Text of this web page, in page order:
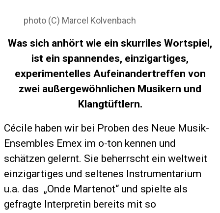
photo (C) Marcel Kolvenbach
Was sich anhört wie ein skurriles Wortspiel,
ist ein spannendes, einzigartiges,
experimentelles Aufeinandertreffen von
zwei außergewöhnlichen Musikern und
Klangtüftlern.
Cécile haben wir bei Proben des Neue Musik-
Ensembles Emex im o-ton kennen und
schätzen gelernt. Sie beherrscht ein weltweit
einzigartiges und seltenes Instrumentarium
u.a. das „Onde Martenot“ und spielte als
gefragte Interpretin bereits mit so